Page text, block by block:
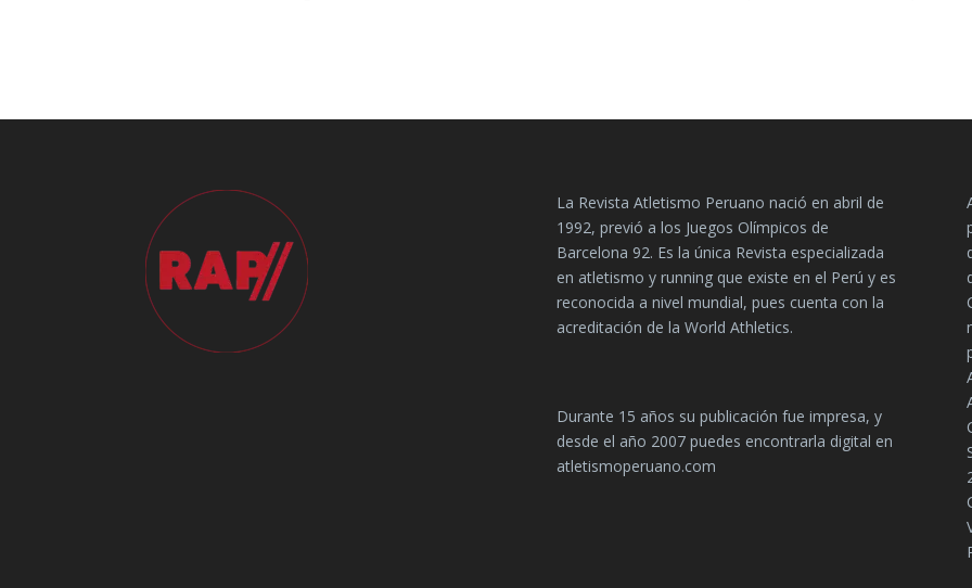
La Revista Atletismo Peruano nació en abril de
1992, previó a los Juegos Olímpicos de
Barcelona 92. Es la única Revista especializada
en atletismo y running que existe en el Perú y es
reconocida a nivel mundial, pues cuenta con la
acreditación de la World Athletics.
Durante 15 años su publicación fue impresa, y
desde el año 2007 puedes encontrarla digital en
atletismoperuano.com